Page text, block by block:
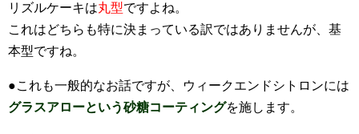
リズルケーキは丸型ですよね。
これはどちらも特に決まっている訳ではありませんが、基
本型ですね。
●これも一般的なお話ですが、ウィークエンドシトロンには
グラスアローという砂糖コーティングを施します。